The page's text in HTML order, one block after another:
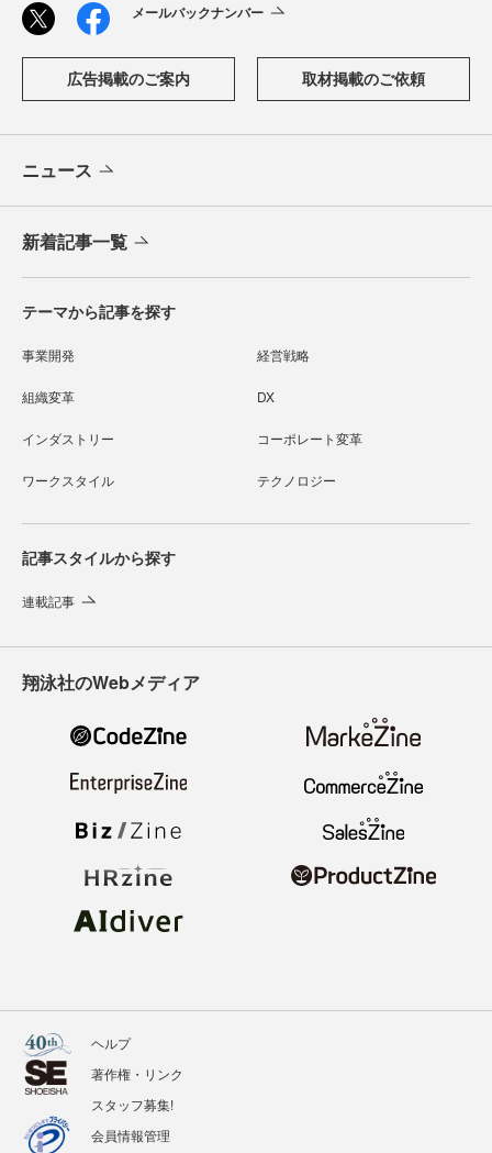
メールバックナンバー
広告掲載のご案内 取材掲載のご依頼
ニュース
新着記事一覧
テーマから記事を探す
事業開発 経営戦略
組織変革 DX
インダストリー コーポレート変革
ワークスタイル テクノロジー
記事スタイルから探す
連載記事
翔泳社のWebメディア
ヘルプ
著作権・リンク
スタッフ募集!
会員情報管理